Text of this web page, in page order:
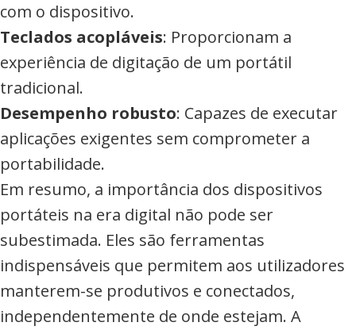
com o dispositivo.
Teclados acopláveis: Proporcionam a
experiência de digitação de um portátil
tradicional.
Desempenho robusto: Capazes de executar
aplicações exigentes sem comprometer a
portabilidade.
Em resumo, a importância dos dispositivos
portáteis na era digital não pode ser
subestimada. Eles são ferramentas
indispensáveis que permitem aos utilizadores
manterem-se produtivos e conectados,
independentemente de onde estejam. A